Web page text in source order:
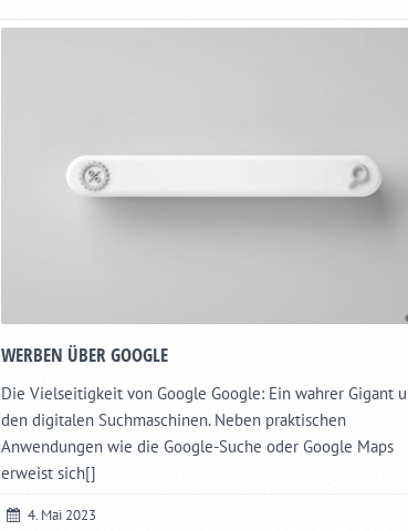
WERBEN ÜBER GOOGLE
Die Vielseitigkeit von Google Google: Ein wahrer Gigant
den digitalen Suchmaschinen. Neben praktischen
Anwendungen wie die Google-Suche oder Google Maps
erweist sich[]
4. Mai 2023